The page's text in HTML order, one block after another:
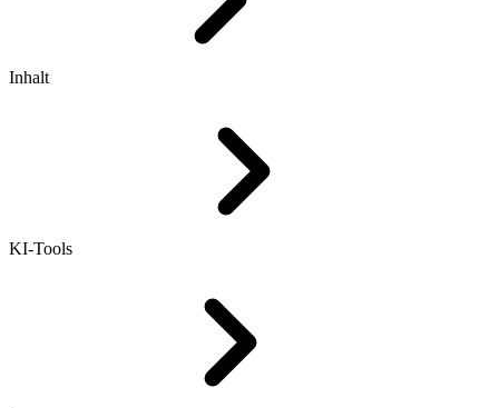
Inhalt
KI-Tools